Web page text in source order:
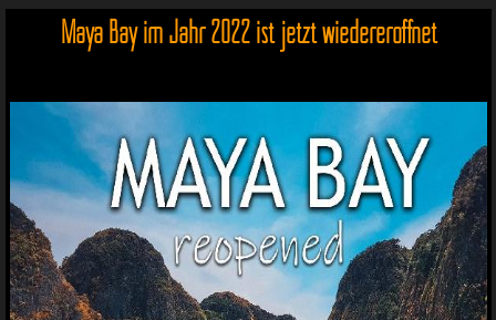
Maya Bay im Jahr 2022 ist jetzt wiedereröffnet